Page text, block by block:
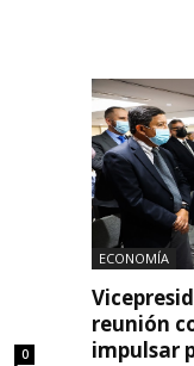
0
ECONOMÍA
reunión
impulsar